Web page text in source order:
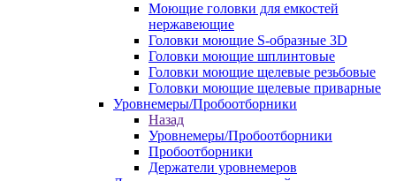
Моющие головки для емкостей
нержавеющие
Головки моющие S-образные 3D
Головки моющие шплинтовые
Головки моющие щелевые резьбовые
Головки моющие щелевые приварные
Уровнемеры/Пробоотборники
Назад
Уровнемеры/Пробоотборники
Пробоотборники
Держатели уровнемеров